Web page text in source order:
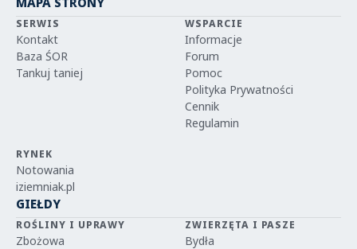
SERWIS
Kontakt
Baza ŚOR
Tankuj taniej
WSPARCIE
Informacje
Forum
Pomoc
Polityka Prywatności
Cennik
Regulamin
RYNEK
Notowania
iziemniak.pl
GIEŁDY
ROŚLINY I UPRAWY
Zbożowa
ZWIERZĘTA I PASZE
Bydła